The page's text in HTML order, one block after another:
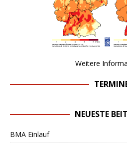
Weitere
NEUESTE
BMA Einlauf